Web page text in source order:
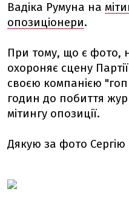
Вадіка Румуна на
опозиціонери.
При тому, що є фото,
охороняє сцену
своєю компанією
годин до побиття
мітингу опозиції.
Дякую за фото